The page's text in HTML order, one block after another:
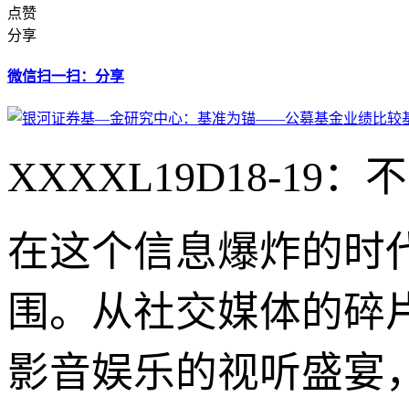
点赞
分享
微信扫一扫：分享
XXXXL19D18-19：
在这个信息爆炸的时
围。从社交媒体的碎
影音娱乐的视听盛宴